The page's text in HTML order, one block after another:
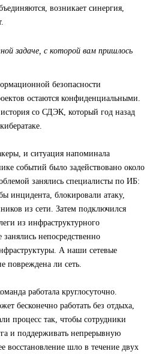
возникает синергия,
задаче, с которой вам пришлось
безопасности
остаются конфиденциальными.
со СДЭК, который год назад
и ситуация напоминала
событий было задействовано около
занялись специалисты по ИБ:
инцидента, блокировали атаку,
из сети. Затем подключился
из инфраструктурного
непосредственно
А наши сетевые
повреждена ли сеть.
работала круглосуточно.
бесконечно работать без отдыха,
процесс так, чтобы сотрудники
и поддерживать непрерывную
восстановление шло в течение двух